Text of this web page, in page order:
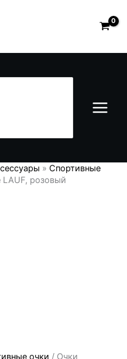
» Спортивные
розовый
очки / Очки